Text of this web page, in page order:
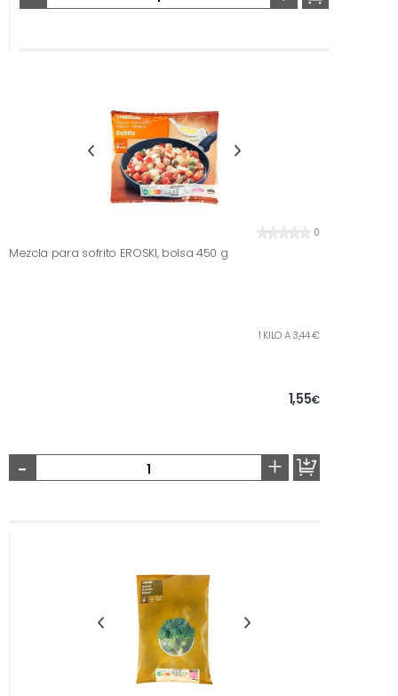
0
Mezcla para sofrito EROSKI, bolsa 450 g
1 KILO A 3,44 €
1,55€
- +